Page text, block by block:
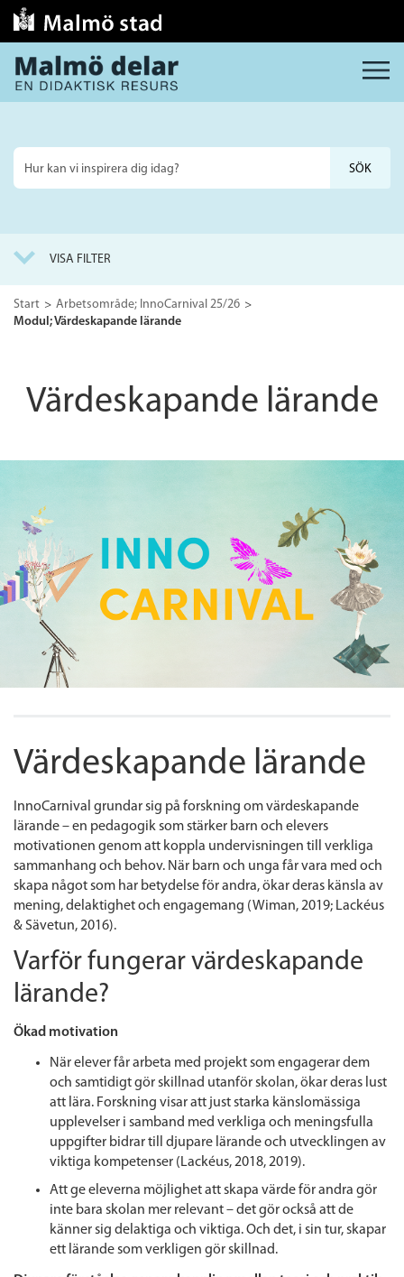
MENY
Sök
på
VISA FILTER
Start
Arbetsområde; InnoCarnival 25/26
Modul; Värdeskapande lärande
Värdeskapande lärande
Värdeskapande lärande
InnoCarnival grundar sig på forskning om värdeskapande
lärande – en pedagogik som stärker barn och elevers
motivationen genom att koppla undervisningen till verkliga
sammanhang och behov. När barn och unga får vara med och
skapa något som har betydelse för andra, ökar deras känsla av
mening, delaktighet och engagemang (Wiman, 2019; Lackéus
& Sävetun, 2016).
Varför fungerar värdeskapande
lärande?
Ökad motivation
När elever får arbeta med projekt som engagerar dem
och samtidigt gör skillnad utanför skolan, ökar deras lust
att lära. Forskning visar att just starka känslomässiga
upplevelser i samband med verkliga och meningsfulla
uppgifter bidrar till djupare lärande och utvecklingen av
viktiga kompetenser (Lackéus, 2018, 2019).
Att ge eleverna möjlighet att skapa värde för andra gör
inte bara skolan mer relevant – det gör också att de
känner sig delaktiga och viktiga. Och det, i sin tur, skapar
ett lärande som verkligen gör skillnad.